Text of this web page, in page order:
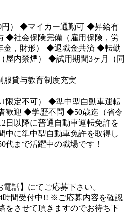
円） ◆マイカー通勤可 ◆昇給有
◆社会保険完備（雇用保険，労
金，財形） ◆退職金共済 ◆転勤
屋内禁煙） ◆試用期間3ヶ月（同
服貸与教育制度充実
限定不可） ◆準中型自動車運転
歓迎 ◆学歴不問 ◆50歳迄（省令
日以降に普通自動車運転免許を
に準中型自動車免許を取得し
代まで活躍中の職場です！
お電話】にてご応募下さい。
間受付中!! ※ご応募内容を確認
させて頂きますのでお待ち下